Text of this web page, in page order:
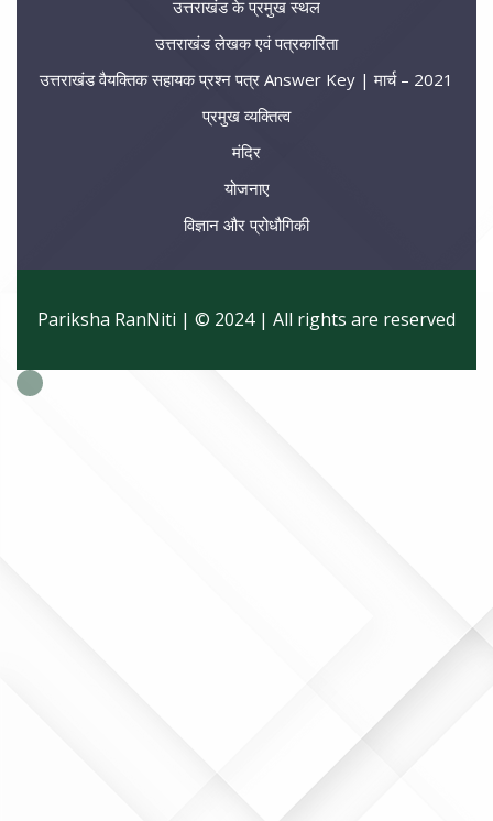
उत्तराखंड के प्रमुख स्थल
उत्तराखंड लेखक एवं पत्रकारिता
उत्तराखंड वैयक्तिक सहायक प्रश्न पत्र Answer Key | मार्च – 2021
प्रमुख व्यक्तित्व
मंदिर
योजनाए
विज्ञान और प्रोधौगिकी
Pariksha RanNiti | © 2024 | All rights are reserved